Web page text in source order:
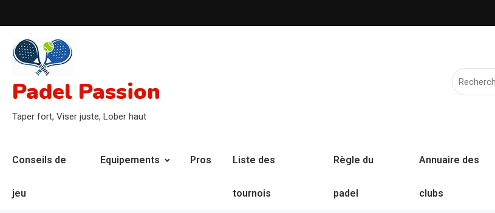
to
content
Padel Passion
Taper fort, Viser juste, Lober haut
Conseils de
jeu
Equipements Pros Liste des
tournois
Règle du
padel
Annuaire des
clubs